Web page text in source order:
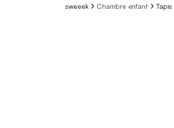
sweeek Chambre enfant